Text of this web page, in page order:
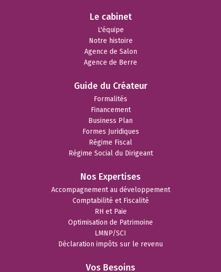
Le cabinet
L'équipe
Notre histoire
Agence de Salon
Agence de Berre
Guide du Créateur
Formalités
Financement
Business Plan
Formes Juridiques
Régime Fiscal
Régime Social du Dirigeant
Nos Expertises
Accompagnement au développement
Comptabilité et Fiscalité
RH et Paie
Optimisation de Patrimoine
LMNP/SCI
Déclaration impôts sur le revenu
Vos Besoins